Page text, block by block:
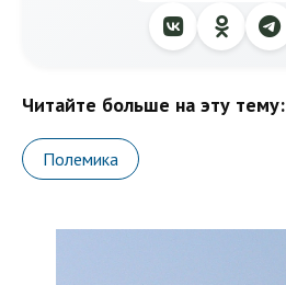
Читайте больше на эту тему:
Полемика